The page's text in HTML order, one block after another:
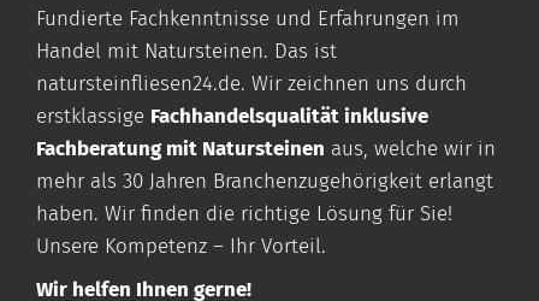
Fundierte Fachkenntnisse und Erfahrungen im
Handel mit Natursteinen. Das ist
natursteinfliesen24.de. Wir zeichnen uns durch
erstklassige Fachhandelsqualität inklusive
Fachberatung mit Natursteinen aus, welche wir in
mehr als 30 Jahren Branchenzugehörigkeit erlangt
haben. Wir finden die richtige Lösung für Sie!
Unsere Kompetenz – Ihr Vorteil.
Wir helfen Ihnen gerne!